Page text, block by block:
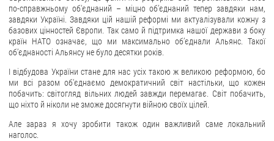
по-справжньому об'єднаний – міцно об’єднаний тепер завдяки нам,
завдяки Україні. Завдяки цій нашій реформі ми актуалізували кожну з
базових цінностей Європи. Так само й підтримка нашої держави з боку
країн НАТО означає, що ми максимально обʼєднали Альянс. Такої
обʼєднаності Альянсу не було десятки років.
І відбудова України стане для нас усіх такою ж великою реформою, бо
ми всі разом об'єднаємо демократичний світ настільки, що кожен
побачить: світогляд вільних людей завжди перемагає. Світ побачить,
що ніхто й ніколи не зможе досягнути війною своїх цілей.
Але зараз я хочу зробити також один важливий саме локальний
наголос.